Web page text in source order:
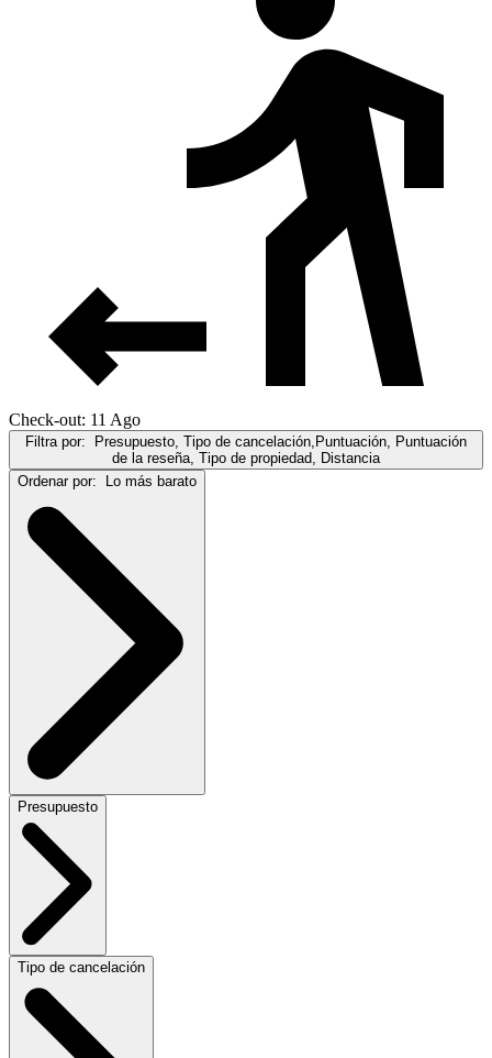
Check-out: 11 Ago
Filtra por:
Presupuesto, Tipo de cancelación,Puntuación, Puntuación
de la reseña, Tipo de propiedad, Distancia
Ordenar por:
Lo más barato
Presupuesto
Tipo de cancelación